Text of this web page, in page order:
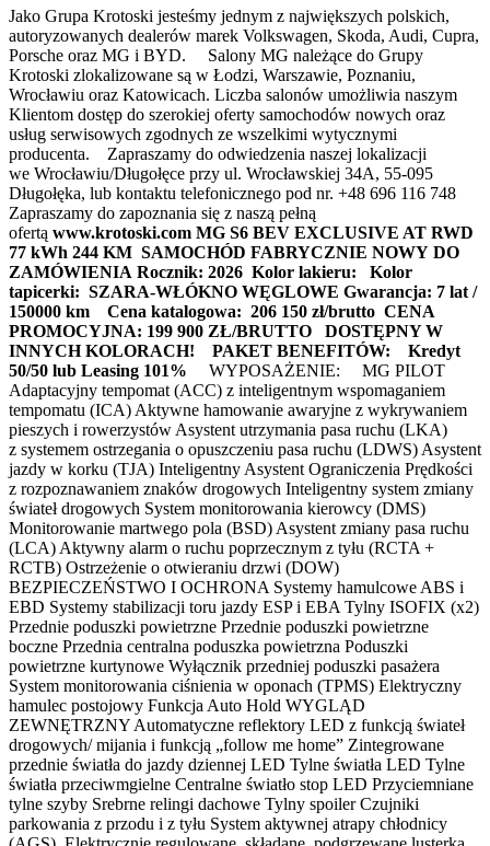
Jako Grupa Krotoski jesteśmy jednym z największych polskich,
autoryzowanych dealerów marek Volkswagen, Skoda, Audi, Cupra,
Porsche oraz MG i BYD. Salony MG należące do Grupy
Krotoski zlokalizowane są w Łodzi, Warszawie, Poznaniu,
Wrocławiu oraz Katowicach. Liczba salonów umożliwia naszym
Klientom dostęp do szerokiej oferty samochodów nowych oraz
usług serwisowych zgodnych ze wszelkimi wytycznymi
producenta. Zapraszamy do odwiedzenia naszej lokalizacji
we Wrocławiu/Długołęce przy ul. Wrocławskiej 34A, 55-095
Długołęka, lub kontaktu telefonicznego pod nr. +48 696 116 748
Zapraszamy do zapoznania się z naszą pełną
ofertą www.krotoski.com MG S6 BEV EXCLUSIVE AT RWD
77 kWh 244 KM SAMOCHÓD FABRYCZNIE NOWY DO
ZAMÓWIENIA Rocznik: 2026 Kolor lakieru:
Kolor
tapicerki: SZARA-WŁÓKNO WĘGLOWE Gwarancja: 7 lat /
150000 km
Cena katalogowa: 206 150 zł/brutto CENA
PROMOCYJNA: 199 900 ZŁ/BRUTTO
DOSTĘPNY W
INNYCH KOLORACH!
PAKET BENEFITÓW:
Kredyt
50/50 lub Leasing 101% WYPOSAŻENIE: MG PILOT
Adaptacyjny tempomat (ACC) z inteligentnym wspomaganiem
tempomatu (ICA) Aktywne hamowanie awaryjne z wykrywaniem
pieszych i rowerzystów Asystent utrzymania pasa ruchu (LKA)
z systemem ostrzegania o opuszczeniu pasa ruchu (LDWS) Asystent
jazdy w korku (TJA) Inteligentny Asystent Ograniczenia Prędkości
z rozpoznawaniem znaków drogowych Inteligentny system zmiany
świateł drogowych System monitorowania kierowcy (DMS)
Monitorowanie martwego pola (BSD) Asystent zmiany pasa ruchu
(LCA) Aktywny alarm o ruchu poprzecznym z tyłu (RCTA +
RCTB) Ostrzeżenie o otwieraniu drzwi (DOW)
BEZPIECZEŃSTWO I OCHRONA Systemy hamulcowe ABS i
EBD Systemy stabilizacji toru jazdy ESP i EBA Tylny ISOFIX (x2)
Przednie poduszki powietrzne Przednie poduszki powietrzne
boczne Przednia centralna poduszka powietrzna Poduszki
powietrzne kurtynowe Wyłącznik przedniej poduszki pasażera
System monitorowania ciśnienia w oponach (TPMS) Elektryczny
hamulec postojowy Funkcja Auto Hold WYGLĄD
ZEWNĘTRZNY Automatyczne reflektory LED z funkcją świateł
drogowych/ mijania i funkcją „follow me home” Zintegrowane
przednie światła do jazdy dziennej LED Tylne światła LED Tylne
światła przeciwmgielne Centralne światło stop LED Przyciemniane
tylne szyby Srebrne relingi dachowe Tylny spoiler Czujniki
parkowania z przodu i z tyłu System aktywnej atrapy chłodnicy